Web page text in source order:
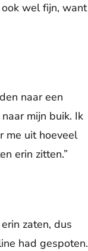
wel fijn, want
naar een
mijn buik. Ik
me uit hoeveel
erin zitten.”
zaten, dus
had gespoten.